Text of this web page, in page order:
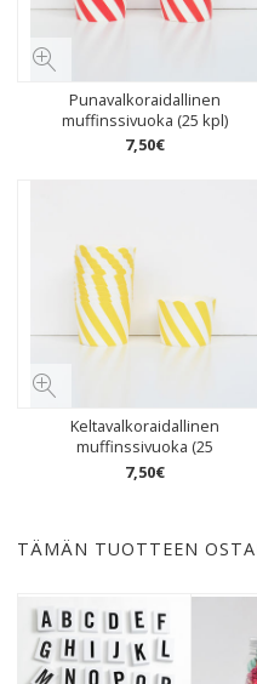
Punavalkoraidallinen
muffinssivuoka (25 kpl)
7,50€
Keltavalkoraidallinen
muffinssivuoka (25
7,50€
TÄMÄN TUOTTEEN